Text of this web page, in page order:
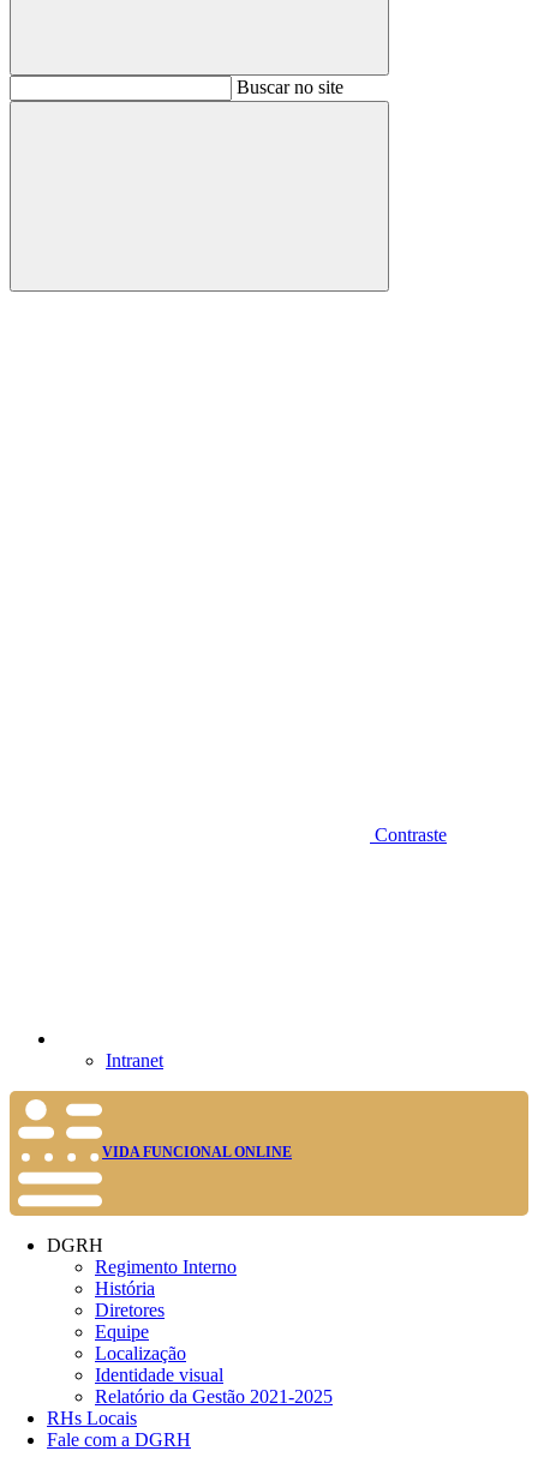
BuscarBuscar no site
Buscar
Contraste
Intranet
VIDA FUNCIONAL ONLINE
DGRH
Regimento Interno
História
Diretores
Equipe
Localização
Identidade visual
Relatório da Gestão 2021-2025
RHs Locais
Fale com a DGRH